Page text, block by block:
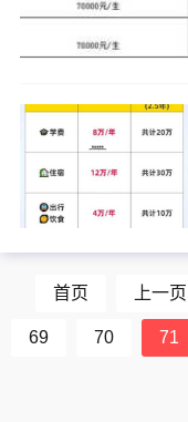
首页 上一页
69 70 71